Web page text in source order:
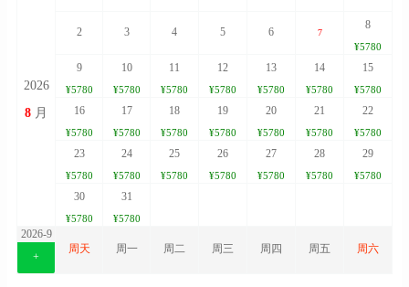
2026
8 月
2 3 4 5 6 7
8
¥5780
9
¥5780
10
¥5780
11
¥5780
12
¥5780
13
¥5780
14
¥5780
15
¥5780
16
¥5780
17
¥5780
18
¥5780
19
¥5780
20
¥5780
21
¥5780
22
¥5780
23
¥5780
24
¥5780
25
¥5780
26
¥5780
27
¥5780
28
¥5780
29
¥5780
30
¥5780
31
¥5780
2026-9
+
周天 周一 周二 周三 周四 周五 周六